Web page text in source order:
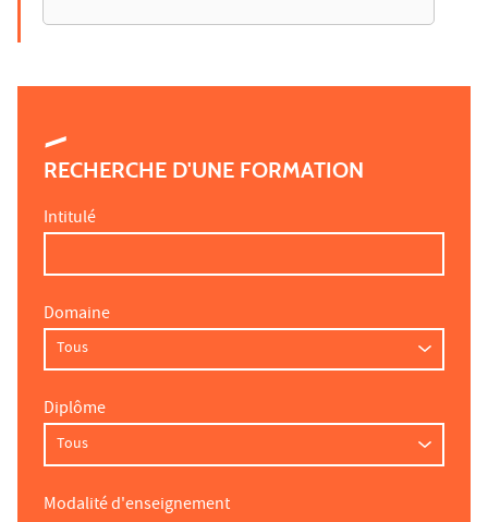
RECHERCHE D'UNE FORMATION
Intitulé
Domaine
Diplôme
Modalité d'enseignement